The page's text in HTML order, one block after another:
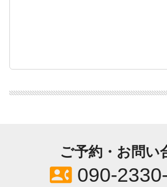
ご予約・お問い
contact_phone 090-